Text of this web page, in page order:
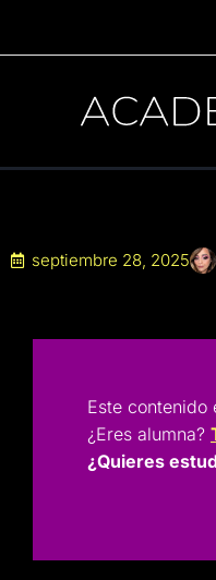
septiembre 28, 2025
Este contenido
¿Eres alumna?
¿Quieres